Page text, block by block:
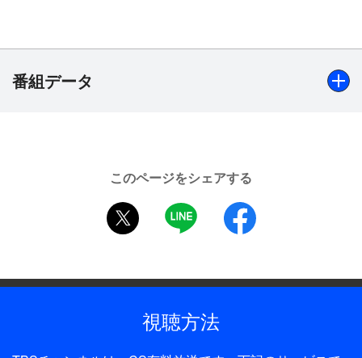
ることもできる。そんな田辺はるかが、優雅なホテ
ルライフや魅惑のナイトスポット、グルメ＆ショッ
ピング情報も紹介してくれるので要チェック！！
番組データ
1話
このページをシェアする
twitter
LINE
視聴方法